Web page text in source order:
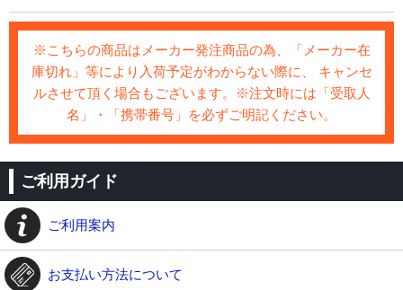
※こちらの商品はメーカー発注商品の為、「メーカー在
庫切れ」等により入荷予定がわからない際に、 キャンセ
ルさせて頂く場合もございます。※注文時には「受取人
名」・「携帯番号」を必ずご明記ください。
ご利用ガイド
ご利用案内
お支払い方法について